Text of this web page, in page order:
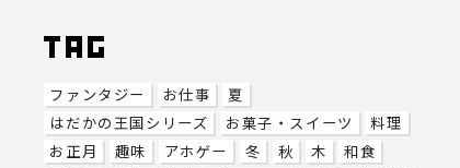
ファンタジー お仕事
夏
はだかの王国シリーズ
お菓子・スイーツ
料理
お正月
趣味 アホゲー 冬 秋 木
和食